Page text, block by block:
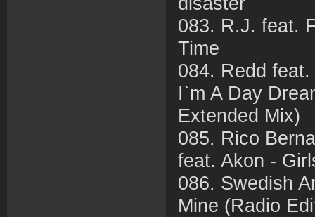
083. R.J. feat.
Time
084. Redd
I`m A Day
Extended Mix)
085. Rico
feat. Akon -
086. Swedish
Mine (Radio